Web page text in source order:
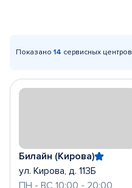
Показано 14 сервисных центров
Билайн (Кирова)
ул. Кирова, д. 113Б
ПН - ВС 10:00 - 20:00